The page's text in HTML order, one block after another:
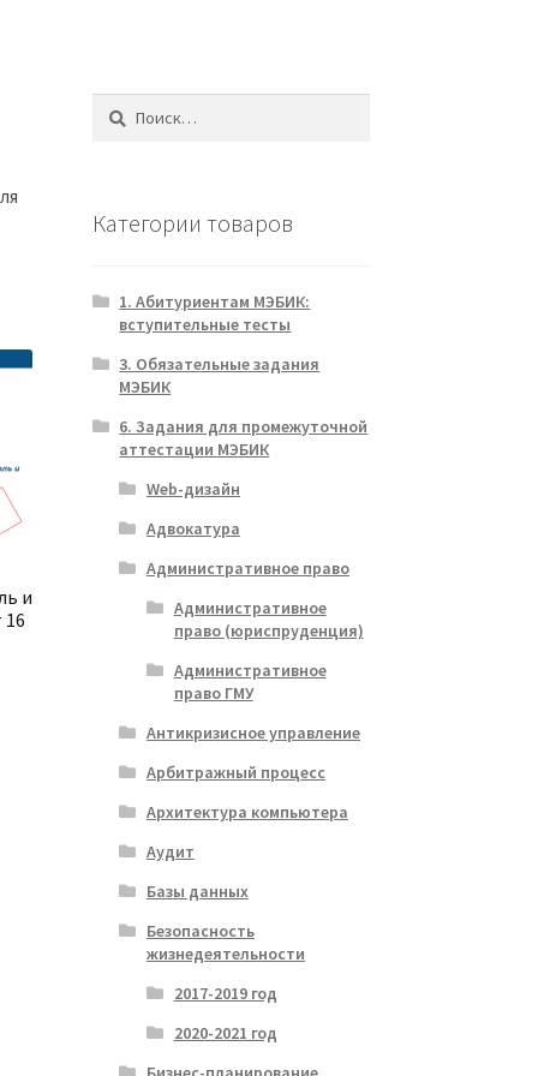
и
Найти:
Категории товаров
1. Абитуриентам МЭБИК:
вступительные тесты
3. Обязательные задания
МЭБИК
6. Задания для промежуточной
аттестации МЭБИК
Web-дизайн
Адвокатура
Административное право
Административное
право (юриспруденция)
Административное
право ГМУ
Антикризисное управление
Арбитражный процесс
Архитектура компьютера
Аудит
Базы данных
Безопасность
жизнедеятельности
2017-2019 год
2020-2021 год